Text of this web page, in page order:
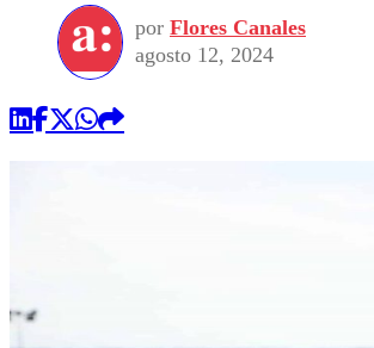
por Flores Canales
agosto 12, 2024